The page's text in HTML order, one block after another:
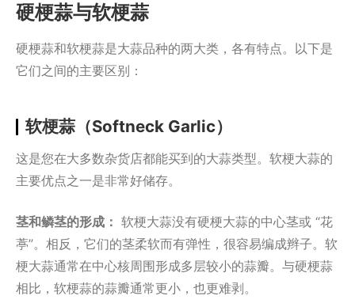
硬梗蒜与软梗蒜
硬梗蒜和软梗蒜是大蒜品种的两大类，各有特点。以下是
它们之间的主要区别：
软梗蒜（Softneck Garlic）
这是您在大多数杂货店都能买到的大蒜类型。软梗大蒜的
主要优点之一是非常好储存。
茎和鳞茎的形成： 软梗大蒜没有硬梗大蒜的中心茎或 “花
葶”。相反，它们的茎柔软而有弹性，很容易编成辫子。软
梗大蒜通常在中心核周围形成多层较小的蒜瓣。与硬梗蒜
相比，软梗蒜的蒜瓣通常更小，也更难剥。